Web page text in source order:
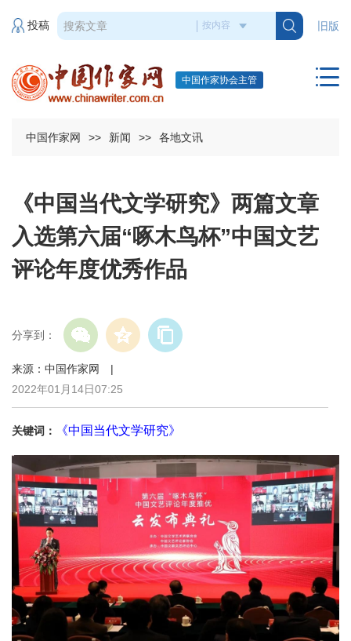
旧版
投稿
中国作家协会主管
中国作家网 >> 新闻 >> 各地文讯
《中国当代文学研究》两篇文章
入选第六届“啄木鸟杯”中国文艺
评论年度优秀作品
分享到：
来源：中国作家网 |
2022年01月14日07:25
关键词： 《中国当代文学研究》